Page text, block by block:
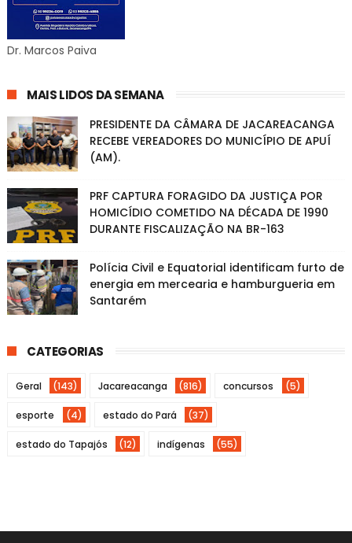
Dr. Marcos Paiva
MAIS LIDOS DA SEMANA
PRESIDENTE DA CÂMARA DE JACAREACANGA
RECEBE VEREADORES DO MUNICÍPIO DE APUÍ
(AM).
PRF CAPTURA FORAGIDO DA JUSTIÇA POR
HOMICÍDIO COMETIDO NA DÉCADA DE 1990
DURANTE FISCALIZAÇÃO NA BR-163
Polícia Civil e Equatorial identificam furto de
energia em mercearia e hamburgueria em
Santarém
CATEGORIAS
Geral (143) Jacareacanga (816) concursos (5)
esporte (4) estado do Pará (37)
estado do Tapajós (12) indígenas (55)